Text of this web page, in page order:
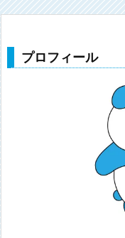
プロフィール